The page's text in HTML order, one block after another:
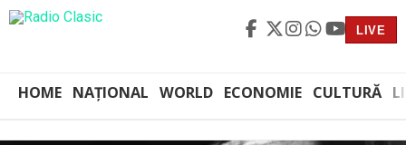
LIVE
HOME NAȚIONAL WORLD ECONOMIE CULTURĂ